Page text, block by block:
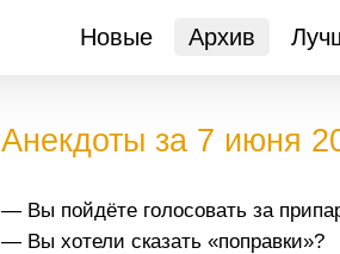
Новые Архив
Анекдоты за 7 июня
— Вы пойдёте голосовать за
— Вы хотели сказать «поправки»?